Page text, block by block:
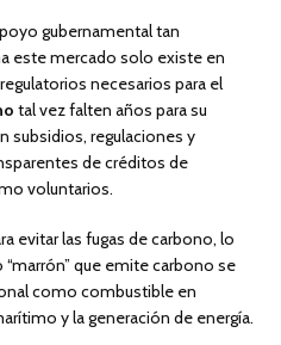
gubernamental tan
este mercado solo existe en
necesarios para el
tal vez falten años para su
subsidios, regulaciones y
de créditos de
voluntarios.
evitar las fugas de carbono, lo
que emite carbono se
como combustible en
y la generación de energía.